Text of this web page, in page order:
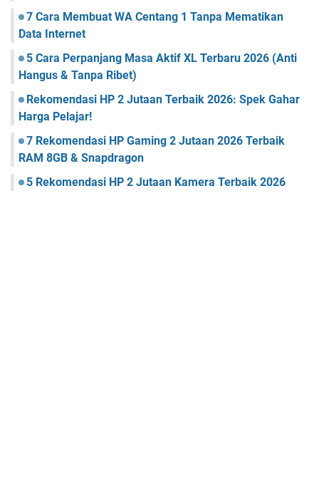
7 Cara Membuat WA Centang 1 Tanpa Mematikan
Data Internet
5 Cara Perpanjang Masa Aktif XL Terbaru 2026 (Anti
Hangus & Tanpa Ribet)
Rekomendasi HP 2 Jutaan Terbaik 2026: Spek Gahar
Harga Pelajar!
7 Rekomendasi HP Gaming 2 Jutaan 2026 Terbaik
RAM 8GB & Snapdragon
5 Rekomendasi HP 2 Jutaan Kamera Terbaik 2026